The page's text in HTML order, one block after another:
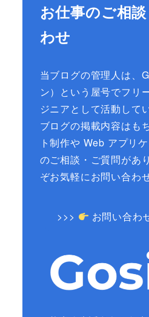
お仕事のご相
わせ
当ブログの管理人は、
ン）という屋号でフリ
ジニアとして活動して
ブログの掲載内容はも
ト制作や Web アプリ
のご相談・ご質問があ
ぞお気軽にお問い合わ
>>> お問い合わ